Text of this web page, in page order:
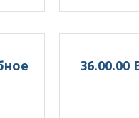
36.00.00